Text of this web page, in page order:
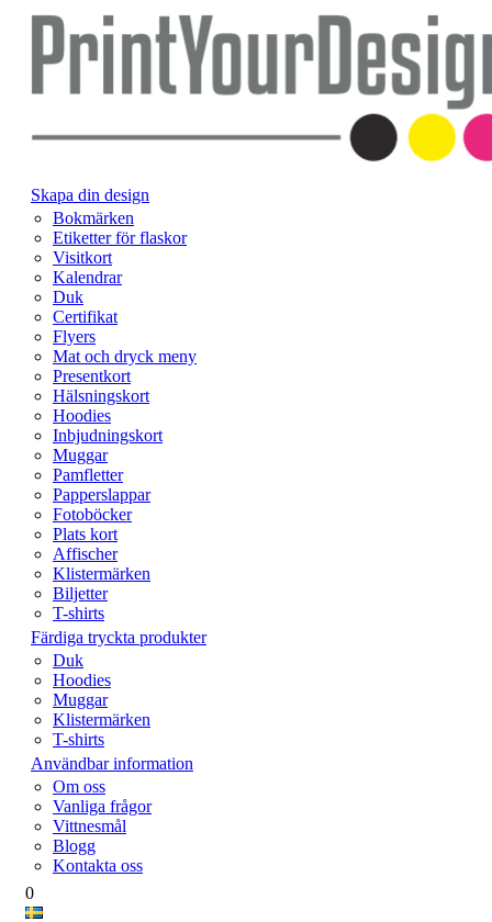
Skapa din design
Bokmärken
Etiketter för flaskor
Visitkort
Kalendrar
Duk
Certifikat
Flyers
Mat och dryck meny
Presentkort
Hälsningskort
Hoodies
Inbjudningskort
Muggar
Pamfletter
Papperslappar
Fotoböcker
Plats kort
Affischer
Klistermärken
Biljetter
T-shirts
Färdiga tryckta produkter
Duk
Hoodies
Muggar
Klistermärken
T-shirts
Användbar information
Om oss
Vanliga frågor
Vittnesmål
Blogg
Kontakta oss
0